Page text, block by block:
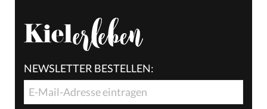
NEWSLETTER BESTELLEN: